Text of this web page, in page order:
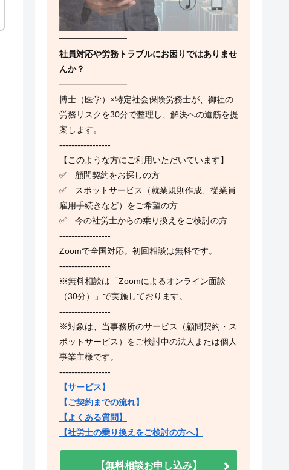
━━━━━━━━
社員対応や労務トラブルにお困りではありませ
んか？
━━━━━━━━
博士（医学）×特定社会保険労務士が、御社の
労務リスクを30分で整理し、解決への道筋を提
案します。
-----------------
【このような方にご利用いただいています】
✅ 顧問契約をお探しの方
✅ スポットサービス（就業規則作成、従業員
雇用手続きなど）をご希望の方
✅ 今の社労士からの乗り換えをご検討の方
-----------------
Zoomで全国対応。初回相談は無料です。
-----------------
※無料相談は「Zoomによるオンライン面談
（30分）」で実施しております。
-----------------
※対象は、当事務所のサービス（顧問契約・ス
ポットサービス）をご検討中の法人または個人
事業主様です。
-----------------
【サービス】
【ご契約までの流れ】
【よくある質問】
【社労士の乗り換えをご検討の方へ】
【無料相談お申し込み】